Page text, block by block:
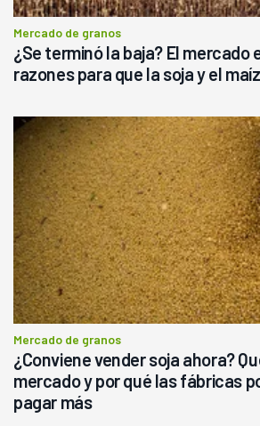
Mercado de granos
¿Se terminó la baja? El mercado
razones para que la soja y el
Mercado de granos
¿Conviene vender soja ahora?
mercado y por qué las fábricas
pagar más